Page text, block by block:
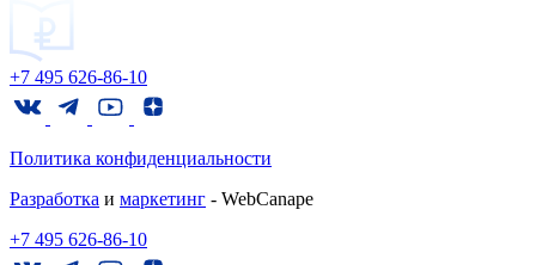
+7 495 626-86-10
Политика конфиденциальности
Разработка и маркетинг - WebCanape
+7 495 626-86-10